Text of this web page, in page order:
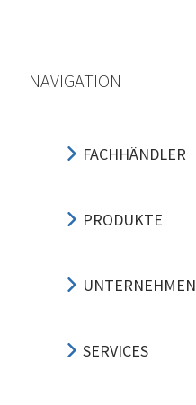
NAVIGATION
FACHHÄNDLER
PRODUKTE
UNTERNEHMEN
SERVICES